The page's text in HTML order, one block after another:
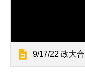
9/17/22 政大